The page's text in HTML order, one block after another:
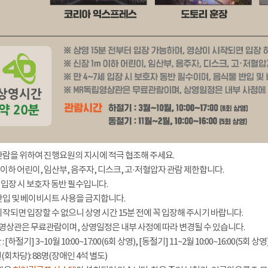
을 위하여 진행요원의 지시에 적극 협조해 주세요.
하 어린이, 임산부, 음주자, 디스크, 고·저혈압자 관람 제한합니다.
장 시 보호자 동반 필수입니다.
및 베이비시트 사용을 금지합니다.
되면 입장할 수 없으니 상영 시간 15분 전에 꼭 입장해 주시기 바랍니다.
관은 무료관람이며, 상영일정은 내부 사정에 따라 변경될 수 있습니다.
[하절기] 3~10월 10:00~17:00(6회 상영), [동절기] 11~2월 10:00~16:00(5회 상
차당): 88명(장애인 4석 별도)